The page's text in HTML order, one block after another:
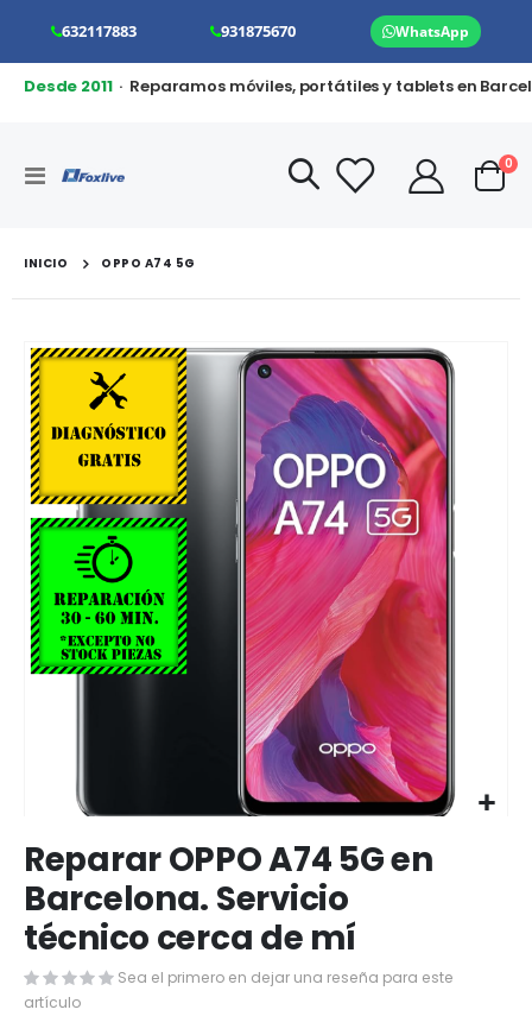
632117883 931875670 WhatsApp
Desde 2011· Reparamos móviles, portátiles y tablets en
Toggle
Cart
0
INICIO OPPO A74 5G
Saltar
al
final
de
la
galería
de
imágenes
al
comienzo
de
la
galería
de
imágenes
Reparar OPPO A74 5G en
Barcelona. Servicio
técnico cerca de mí
Sea el primero en dejar una reseña para este
artículo